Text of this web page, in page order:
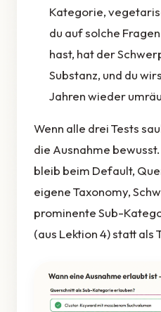
Kategorie,
du auf solche
hast, hat der
Substanz, und du
Jahren wieder
Wenn alle drei Tests
die Ausnahme
bleib beim Default,
eigene Taxonomy,
prominente Sub-
(aus Lektion 4) statt